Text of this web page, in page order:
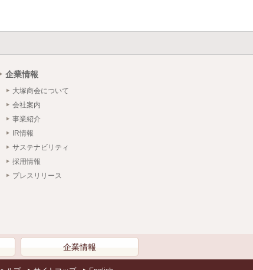
企業情報
大塚商会について
会社案内
事業紹介
IR情報
サステナビリティ
採用情報
プレスリリース
企業情報